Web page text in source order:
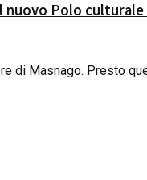
Polo
di Masnago. Presto